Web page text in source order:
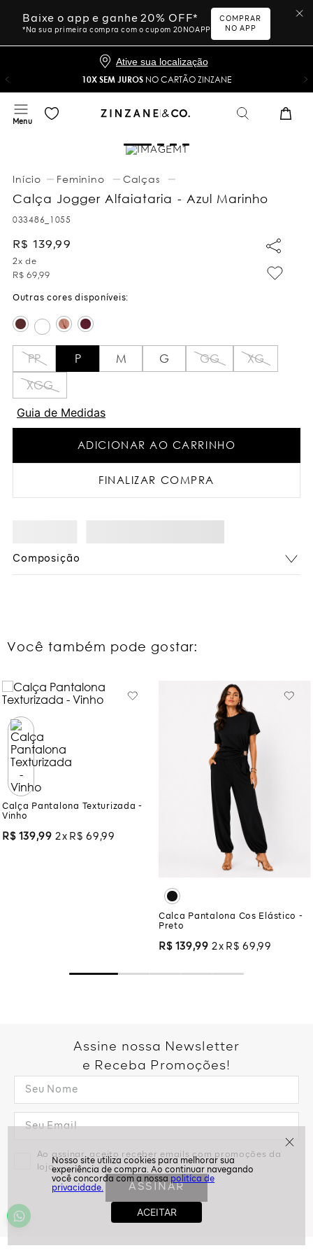
Baixe o app e ganhe 20% OFF*
*Na sua primeira compra com o cupom 20NOAPP
COMPRAR
NO APP
Ative sua localização
10X SEM JUROS NO CARTÃO ZINZANE
politíca de
privacidade.
Feminino Calças
Calça Jogger Alfaiataria - Azul Marinho
033486_1055
R$ 139,99
2x de
R$ 69,99
PP P M G GG
XG
XGG
Guia de Medidas
ADICIONAR AO CARRINHO
FINALIZAR COMPRA
Composição
Você também pode gostar:
Calça Pantalona Texturizada -
Vinho
139
Calca Pantalona Cos Elástico -
Preto
R$ 139,99 2 R$ 69 ,99
Assine nossa Newsletter
e Receba Promoções!
Ao assinar, aceito receber emails com promoções da
loja
ASSINAR